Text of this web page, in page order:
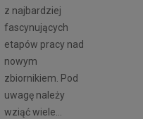
z najbardziej
fascynujących
etapów pracy nad
nowym
zbiornikiem. Pod
uwagę należy
wziąć wiele...